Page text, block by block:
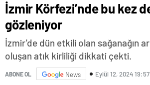
İzmir Körfezi’nde bu kez
gözleniyor
İzmir'de dün etkili olan sağanağın
oluşan atık kirliliği dikkati çekti.
ABONE OL News Eylül 12, 2024 19:57